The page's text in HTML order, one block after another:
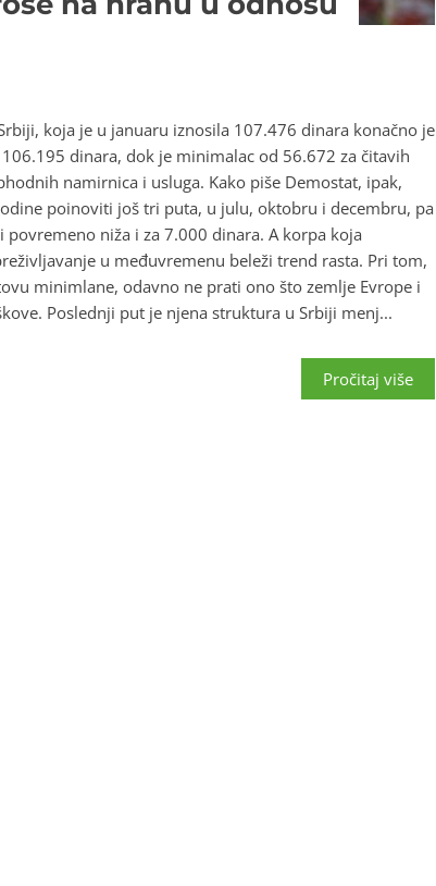
koja je u januaru iznosila 107.476 dinara konačno je
dinara, dok je minimalac od 56.672 za čitavih
namirnica i usluga. Kako piše Demostat, ipak,
poinoviti još tri puta, u julu, oktobru i decembru, pa
niža i za 7.000 dinara. A korpa koja
u međuvremenu beleži trend rasta. Pri tom,
minimlane, odavno ne prati ono što zemlje Evrope i
Poslednji put je njena struktura u Srbiji menj...
Pročitaj više